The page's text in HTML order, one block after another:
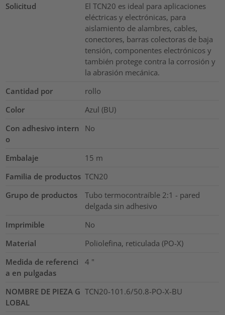
Solicitud
El TCN20 es ideal para aplicaciones
eléctricas y electrónicas, para
aislamiento de alambres, cables,
conectores, barras colectoras de baja
tensión, componentes electrónicos y
también protege contra la corrosión y
la abrasión mecánica.
Cantidad por
rollo
Color
Azul (BU)
Con adhesivo intern
o
No
Embalaje 15 m
Familia de productos TCN20
Grupo de productos
Tubo termocontraíble 2:1 - pared
delgada sin adhesivo
Imprimible
No
Material
Poliolefina, reticulada (PO-X)
Medida de referenci
a en pulgadas
4 "
NOMBRE DE PIEZA G
LOBAL
TCN20-101.6/50.8-PO-X-BU